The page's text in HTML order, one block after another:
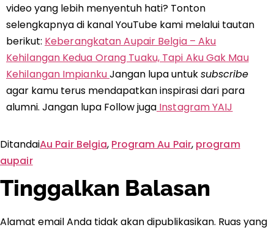
video yang lebih menyentuh hati? Tonton
selengkapnya di kanal YouTube kami melalui tautan
berikut: Keberangkatan Aupair Belgia – Aku
Kehilangan Kedua Orang Tuaku, Tapi Aku Gak Mau
Kehilangan ImpiankuJangan lupa untuksubscribe
agar kamu terus mendapatkan inspirasi dari para
alumni. Jangan lupa Follow juga Instagram YAIJ
DitandaiAu Pair Belgia, Program Au Pair, program
aupair
Tinggalkan Balasan
Alamat email Anda tidak akan dipublikasikan. Ruas yang